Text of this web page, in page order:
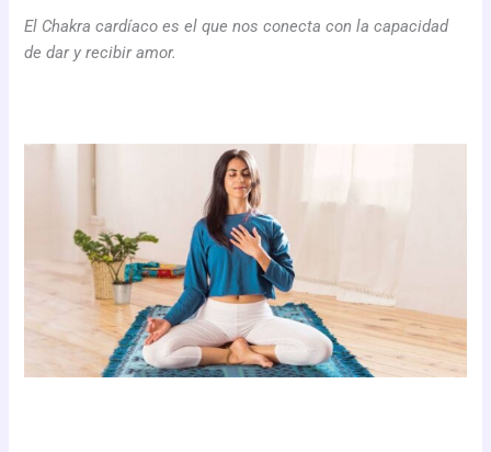
El Chakra cardíaco es el que nos conecta con la capacidad
de dar y recibir amor.